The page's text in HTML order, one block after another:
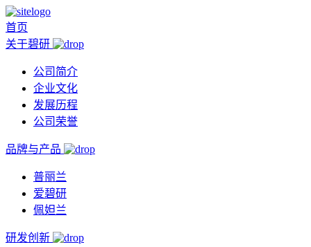
首页
关于碧研
公司简介
企业文化
发展历程
公司荣誉
品牌与产品
普丽兰
爱碧研
佩妲兰
研发创新